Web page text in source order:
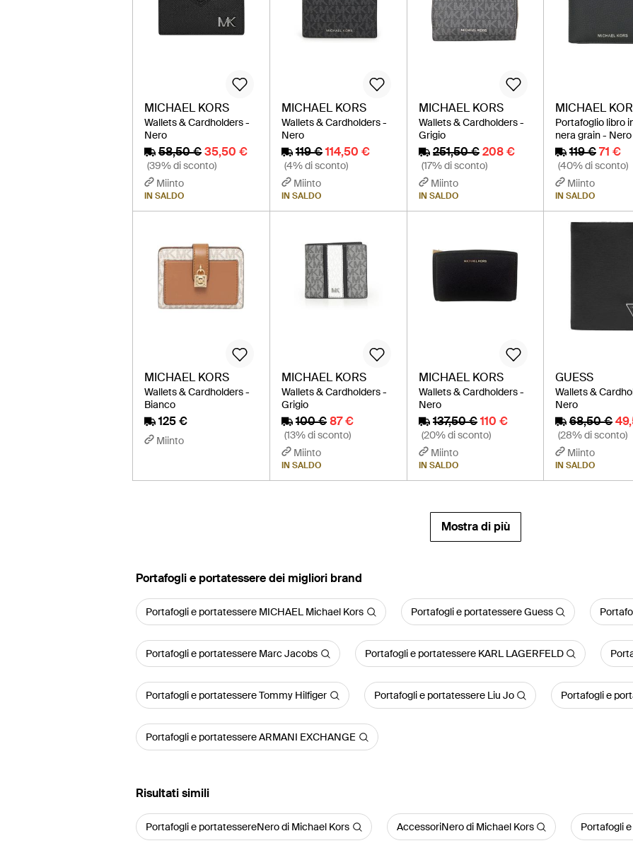
MICHAEL KORS
Wallets & Cardholders -
Nero
58,50 €35,50 €
(39% di sconto)
Miinto
IN SALDO
MICHAEL KORS
Wallets & Cardholders -
Nero
119 € 114,50 €
(4% di sconto)
Miinto
IN SALDO
MICHAEL KORS
Wallets & Cardholders -
Grigio
251,50 € 208 €
(17% di sconto)
Miinto
IN SALDO
MICHAEL
Portafoglio libro
nera grain - Nero
119 € 71 €
(40% di sconto)
Miinto
IN SALDO
MICHAEL KORS
Wallets & Cardholders -
Bianco
125 €
Miinto
MICHAEL KORS
Wallets & Cardholders -
Grigio
100 € 87 €
(13% di sconto)
Miinto
IN SALDO
MICHAEL KORS
Wallets & Cardholders -
Nero
137,50 € 110 €
(20% di sconto)
Miinto
IN SALDO
GUESS
Wallets &
Nero
68,50 €
(28% di sconto)
Miinto
IN SALDO
Mostra di più
‪Portafogli e portatessere‬ dei migliori brand
Portafogli e portatessere MICHAEL Michael Kors Portafogli e portatessere Guess
Portafogli e portatessere Marc Jacobs Portafogli e portatessere KARL LAGERFELD
Portafogli e portatessere Tommy Hilfiger Portafogli e portatessere Liu Jo Portafogli e
Portafogli e portatessere ARMANI EXCHANGE
Risultati simili
Portafogli e portatessereNero di Michael Kors AccessoriNero di Michael Kors Portafogli